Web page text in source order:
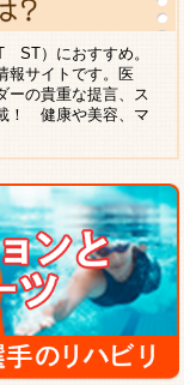
ST）におすすめ。
報サイトです。医
ーの貴重な提言、ス
！ 健康や美容、マ